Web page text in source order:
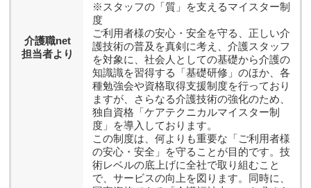
介護職net
担当者より
※スタッフの「質」を支えるマイスター制
度
ご利用者様の安心・安全を守る、正しい介
護技術の普及を真剣に考え、介護スタッフ
を対象に、社会人としての基礎から介護の
知識識を習得する「基礎研修」のほか、各
種勉強会や資格取得支援制度を行っており
ますが、さらなる介護技術の強化のため、
独自資格「ケアテクニカルマイスター制
度」を導入しております。
この制度は、何よりも重要な「ご利用者様
の安心・安全」を守ることが目的です。技
術レベルの底上げに全社で取り組むこと
で、サービスの向上を図ります。同時に、